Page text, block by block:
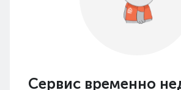
Сервис временно